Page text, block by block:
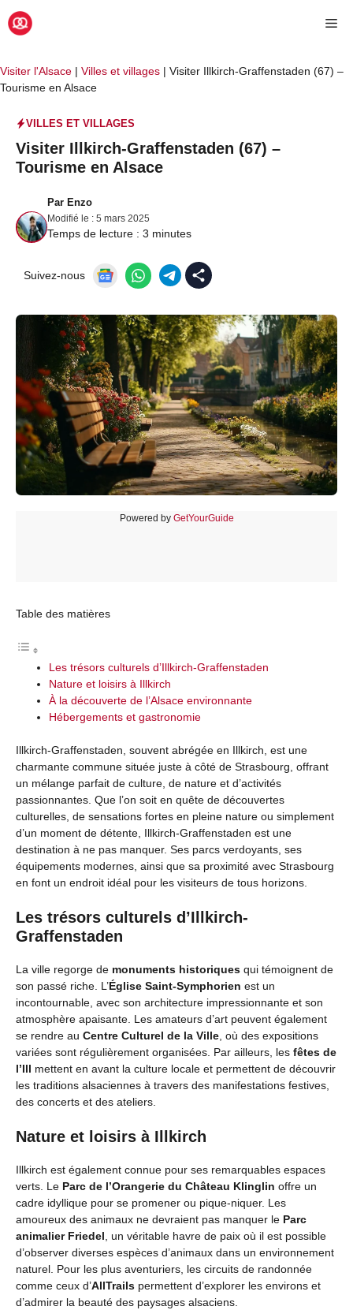
Aller
au
Visiter l'Alsace | Villes et villages | Visiter Illkirch-Graffenstaden (67) –
Tourisme en Alsace
VILLES ET VILLAGES
Visiter Illkirch-Graffenstaden (67) –
Tourisme en Alsace
Par Enzo
Modifié le : 5 mars 2025
Temps de lecture : 3 minutes
Suivez-nous
Powered by GetYourGuide
Table des matières
Les trésors culturels d’Illkirch-Graffenstaden
Nature et loisirs à Illkirch
À la découverte de l’Alsace environnante
Hébergements et gastronomie
Illkirch-Graffenstaden, souvent abrégée en Illkirch, est une
charmante commune située juste à côté de Strasbourg, offrant
un mélange parfait de culture, de nature et d’activités
passionnantes. Que l’on soit en quête de découvertes
culturelles, de sensations fortes en pleine nature ou simplement
d’un moment de détente, Illkirch-Graffenstaden est une
destination à ne pas manquer. Ses parcs verdoyants, ses
équipements modernes, ainsi que sa proximité avec Strasbourg
en font un endroit idéal pour les visiteurs de tous horizons.
Les trésors culturels d’Illkirch-
Graffenstaden
La ville regorge de monuments historiques qui témoignent de
son passé riche. L’Église Saint-Symphorien est un
incontournable, avec son architecture impressionnante et son
atmosphère apaisante. Les amateurs d’art peuvent également
se rendre au Centre Culturel de la Ville, où des expositions
variées sont régulièrement organisées. Par ailleurs, les fêtes de
l’Ill mettent en avant la culture locale et permettent de découvrir
les traditions alsaciennes à travers des manifestations festives,
des concerts et des ateliers.
Nature et loisirs à Illkirch
Illkirch est également connue pour ses remarquables espaces
verts. Le Parc de l’Orangerie du Château Klinglin offre un
cadre idyllique pour se promener ou pique-niquer. Les
amoureux des animaux ne devraient pas manquer le Parc
animalier Friedel, un véritable havre de paix où il est possible
d’observer diverses espèces d’animaux dans un environnement
naturel. Pour les plus aventuriers, les circuits de randonnée
comme ceux d’AllTrails permettent d’explorer les environs et
d’admirer la beauté des paysages alsaciens.